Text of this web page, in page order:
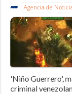
Agencia de
'Niño Guerrero',
criminal